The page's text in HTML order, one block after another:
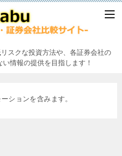
スクな投資方法や、各証券会社の
情報の提供を目指します！
ションを含みます。